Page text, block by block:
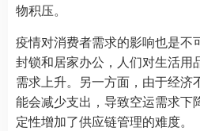
物积压。
疫情对消费者需求的影响也是不
封锁和居家办公，人们对生活用
需求上升。另一方面，由于经济
能会减少支出，导致空运需求下
定性增加了供应链管理的难度。